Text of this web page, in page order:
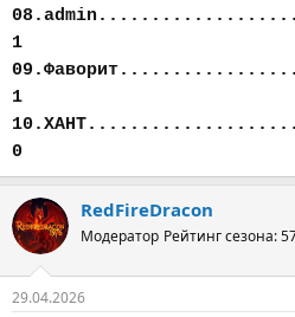
1
1
0
RedFireDracon
Модератор Рейтинг сезона:
29.04.2026